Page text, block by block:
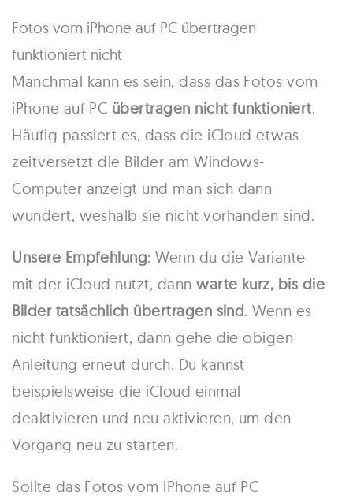
Fotos vom iPhone auf PC übertragen
funktioniert nicht
Manchmal kann es sein, dass das Fotos vom
iPhone auf PC übertragen nicht funktioniert.
Häufig passiert es, dass die iCloud etwas
zeitversetzt die Bilder am Windows-
Computer anzeigt und man sich dann
wundert, weshalb sie nicht vorhanden sind.
Unsere Empfehlung: Wenn du die Variante
mit der iCloud nutzt, dannwarte kurz, bis die
Bilder tatsächlich übertragen sind. Wenn es
nicht funktioniert, dann gehe die obigen
Anleitung erneut durch. Du kannst
beispielsweise die iCloud einmal
deaktivieren und neu aktivieren, um den
Vorgang neu zu starten.
Sollte das Fotos vom iPhone auf PC